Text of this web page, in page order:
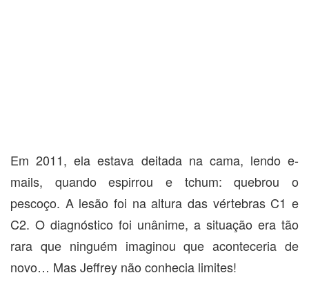
Em 2011, ela estava deitada na cama, lendo e-
mails, quando espirrou e tchum: quebrou o
pescoço. A lesão foi na altura das vértebras C1 e
C2. O diagnóstico foi unânime, a situação era tão
rara que ninguém imaginou que aconteceria de
novo… Mas Jeffrey não conhecia limites!